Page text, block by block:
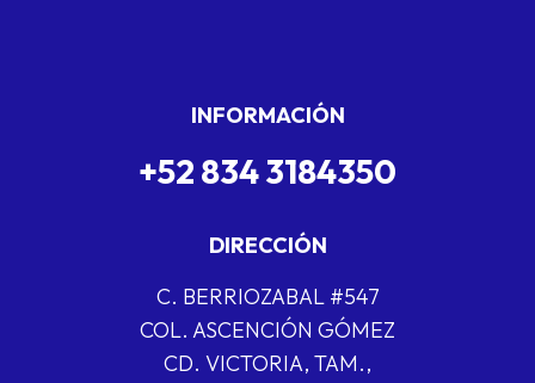
INFORMACIÓN
+52 834 3184350
DIRECCIÓN
C. BERRIOZABAL #547
COL. ASCENCIÓN GÓMEZ
CD. VICTORIA, TAM.,